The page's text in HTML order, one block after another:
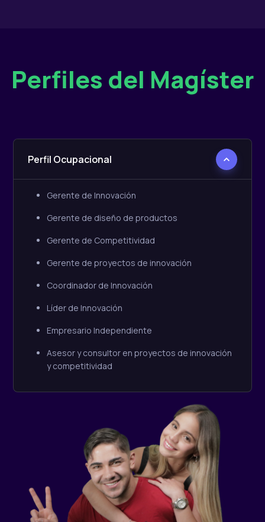
Perfiles del Magíster
Perfil Ocupacional
Gerente de Innovación
Gerente de diseño de productos
Gerente de Competitividad
Gerente de proyectos de innovación
Coordinador de Innovación
Líder de Innovación
Empresario Independiente
Asesor y consultor en proyectos de innovación
y competitividad